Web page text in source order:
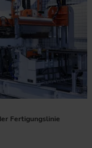
Fertigungslinie